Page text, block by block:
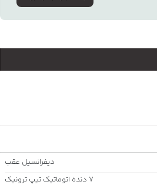
دیفرانسیل عقب
7 دنده اتوماتیک تیپ ترونیک